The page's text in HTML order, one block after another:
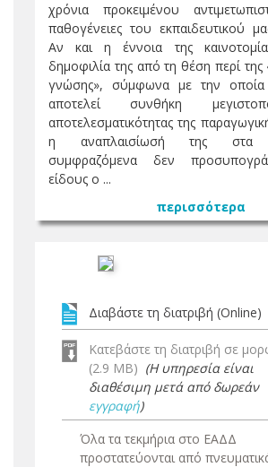
χρόνια προκειμένου
παθογένειες του εκπαιδευτικού
Αν και η έννοια της
δημοφιλία της από τη θέση περί της
γνώσης», σύμφωνα με την οποία
αποτελεί συνθήκη
αποτελεσματικότητας της
η αναπλαισίωσή της στα
συμφραζόμενα δεν
είδους ο ...
περισσότερα
Διαβάστε τη διατριβή (Online)
Κατεβάστε τη διατριβή σε
(2.9 MB) (Η υπηρεσία είναι
διαθέσιμη μετά από δωρεάν
εγγραφή)
Όλα τα τεκμήρια στο ΕΑΔΔ
προστατεύονται από